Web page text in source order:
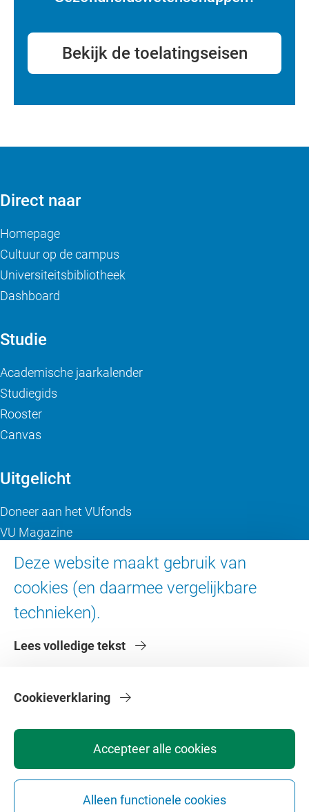
Bekijk de toelatingseisen
Deze website maakt gebruik van
cookies (en daarmee vergelijkbare
technieken).
Lees volledige tekst
Accepteer alle cookies
Alleen functionele cookies
Cookieverklaring
Direct naar
Homepage
Cultuur op de campus
Universiteitsbibliotheek
Dashboard
Studie
Academische jaarkalender
Studiegids
Rooster
Canvas
Uitgelicht
Doneer aan het VUfonds
VU Magazine
Digitale toegankelijkheid
Over de VU
Contact en route
Faculteiten